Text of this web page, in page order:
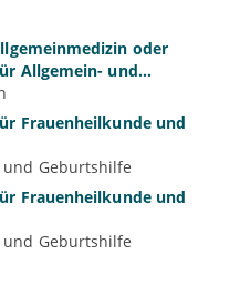
oder
Allgemein- und
Psychiatrie und
Medizin
Frauenheilkunde und
Geburtshilfe
Frauenheilkunde und
Geburtshilfe